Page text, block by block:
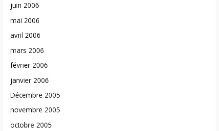
juin 2006
mai 2006
avril 2006
mars 2006
février 2006
janvier 2006
Décembre 2005
novembre 2005
octobre 2005